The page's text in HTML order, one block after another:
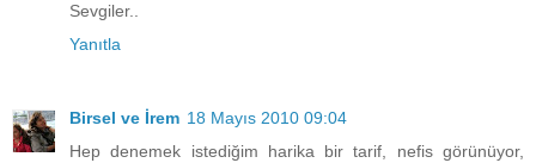
Sevgiler..
Yanıtla
Birsel ve İrem 18 Mayıs 2010 09:04
Hep denemek istediğim harika bir tarif, nefis görünüyor,